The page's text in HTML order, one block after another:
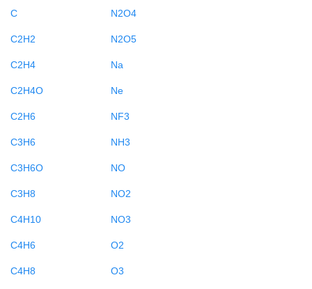
C
C2H2
C2H4
C2H4O
C2H6
C3H6
C3H6O
C3H8
C4H10
C4H6
C4H8
N2O4
N2O5
Na
Ne
NF3
NH3
NO
NO2
NO3
O2
O3